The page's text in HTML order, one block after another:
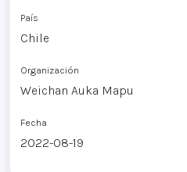
País
Chile
Organización
Weichan Auka Mapu
Fecha
2022-08-19